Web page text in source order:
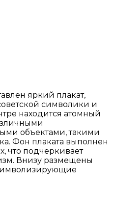
яркий плакат,
символики и
находится атомный
объектами, такими
Фон плаката выполнен
что подчеркивает
Внизу размещены